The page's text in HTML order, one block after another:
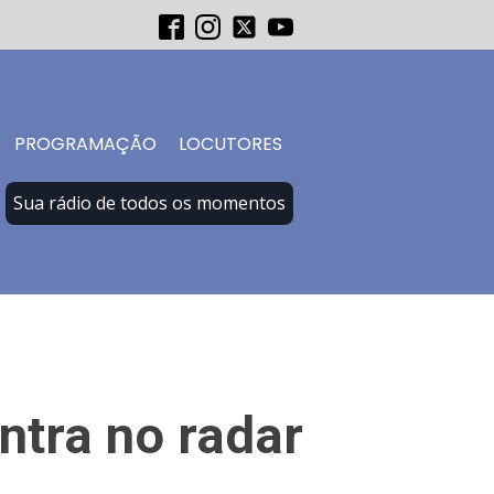
PROGRAMAÇÃO LOCUTORES
Sua rádio de todos os momentos
no radar